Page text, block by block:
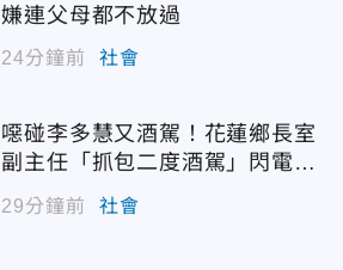
嫌連父母都不放過
24分鐘前 社會
噁碰李多慧又酒駕！花蓮鄉長室
副主任「抓包二度酒駕」閃電請
29分鐘前 社會